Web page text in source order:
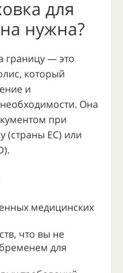
для
нужна?
границу — это
который
и
Она
при
(страны ЕС) или
медицинских
что вы не
для